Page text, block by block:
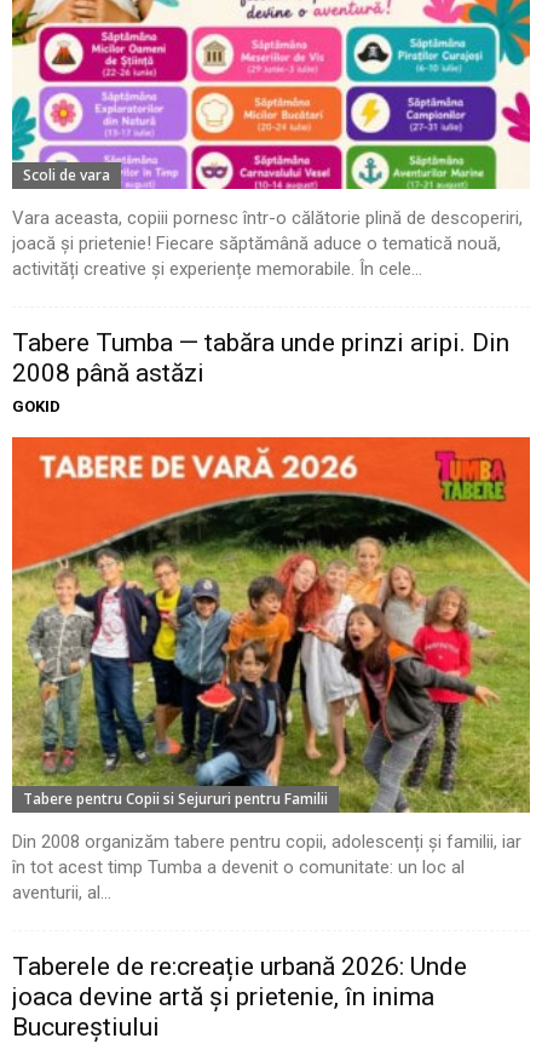
Scoli de vara
Vara aceasta, copiii pornesc într-o călătorie plină de descoperiri,
joacă și prietenie! Fiecare săptămână aduce o tematică nouă,
activități creative și experiențe memorabile. În cele...
Tabere Tumba — tabăra unde prinzi aripi. Din
2008 până astăzi
GOKID
Tabere pentru Copii si Sejururi pentru Familii
Din 2008 organizăm tabere pentru copii, adolescenți și familii, iar
în tot acest timp Tumba a devenit o comunitate: un loc al
aventurii, al...
Taberele de re:creație urbană 2026: Unde
joaca devine artă și prietenie, în inima
Bucureștiului